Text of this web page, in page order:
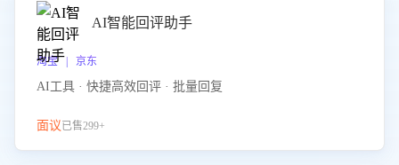
AI智能回评助手
淘宝 | 京东
AI工具 · 快捷高效回评 · 批量回复
面议已售299+